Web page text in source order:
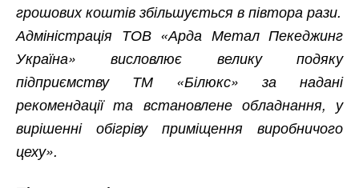
грошових коштів збільшується в півтора рази.
Адміністрація ТОВ «Арда Метал Пекеджинг
Україна» висловлює велику подяку
підприємству ТМ «Білюкс» за надані
рекомендації та встановлене обладнання, у
вирішенні обігріву приміщення виробничого
цеху».